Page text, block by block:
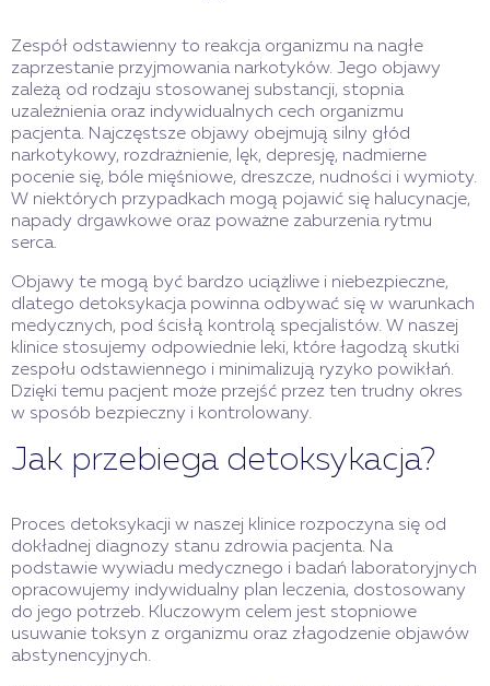
Zespół odstawienny to reakcja organizmu na nagłe
zaprzestanie przyjmowania narkotyków. Jego objawy
zależą od rodzaju stosowanej substancji, stopnia
uzależnienia oraz indywidualnych cech organizmu
pacjenta. Najczęstsze objawy obejmują silny głód
narkotykowy, rozdrażnienie, lęk, depresję, nadmierne
pocenie się, bóle mięśniowe, dreszcze, nudności i wymioty.
W niektórych przypadkach mogą pojawić się halucynacje,
napady drgawkowe oraz poważne zaburzenia rytmu
serca.
Objawy te mogą być bardzo uciążliwe i niebezpieczne,
dlatego detoksykacja powinna odbywać się w warunkach
medycznych, pod ścisłą kontrolą specjalistów. W naszej
klinice stosujemy odpowiednie leki, które łagodzą skutki
zespołu odstawiennego i minimalizują ryzyko powikłań.
Dzięki temu pacjent może przejść przez ten trudny okres
w sposób bezpieczny i kontrolowany.
Jak przebiega detoksykacja?
Proces detoksykacji w naszej klinice rozpoczyna się od
dokładnej diagnozy stanu zdrowia pacjenta. Na
podstawie wywiadu medycznego i badań laboratoryjnych
opracowujemy indywidualny plan leczenia, dostosowany
do jego potrzeb. Kluczowym celem jest stopniowe
usuwanie toksyn z organizmu oraz złagodzenie objawów
abstynencyjnych.